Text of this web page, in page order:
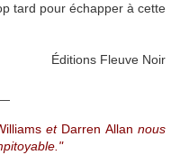
tard pour échapper à cette
Éditions Fleuve Noir
et Darren Allan nous